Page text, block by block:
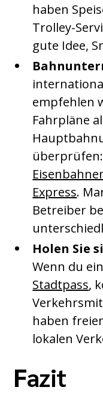
haben
Trolley-
gute Idee,
empfehlen
Fahrpläne
überprüfen:
Express.
Betreiber
Holen Sie
Wenn du
Stadtpass,
haben
lokalen
Fazit